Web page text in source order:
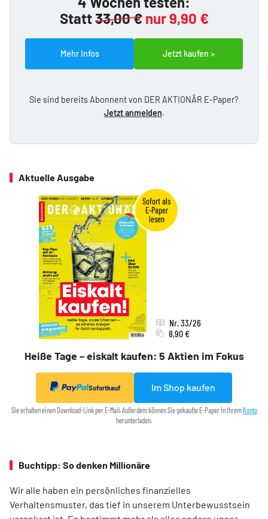
Statt33,00 € nur 9,90 €
Mehr Infos Jetzt kaufen >
Sie sind bereits Abonnent von DER AKTIONÄR E-Paper?
Jetzt anmelden.
Aktuelle Ausgabe
Heiße Tage – eiskalt kaufen: 5 Aktien im Fokus
Nr. 33/26
8,90 €
Sofortkauf Im Shop kaufen
Sie erhalten einen Download-Link per E-Mail. Außerdem können Sie gekaufte E-Paper in IhremKonto
herunterladen.
Buchtipp: So denken Millionäre
Wir alle haben ein persönliches finanzielles
Verhaltensmuster, das tief in unserem Unterbewusstsein